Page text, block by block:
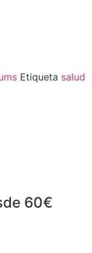
Etiqueta salud
60€